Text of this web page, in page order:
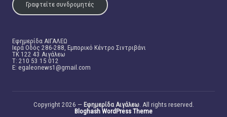
Γραφτείτε συνδρομητές
Εφημερίδα ΑΙΓΑΛΕΩ
Ιερά Οδός 286-288, Εμπορικό Κέντρο Σιντριβάνι
TK 122 43 Αιγάλεω
T: 210 53 15 012
E: egaleonews1@gmail.com
Copyright 2026 — Εφημερίδα Αιγάλεω. All rights reserved.
Bloghash WordPress Theme